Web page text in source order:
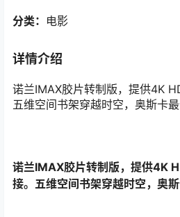
分类： 电影
详情介绍
诺兰IMAX胶片转制版，提供4K
五维空间书架穿越时空，奥斯卡
诺兰IMAX胶片转制版，提供4K
接。五维空间书架穿越时空，奥